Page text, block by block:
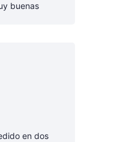
buenas
en dos